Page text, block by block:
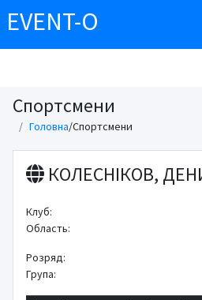
EVENT-O
Спортсмени
Головна/Спортсмени
КОЛЕСНІКОВ,
Клуб:
Область:
Розряд:
Група: